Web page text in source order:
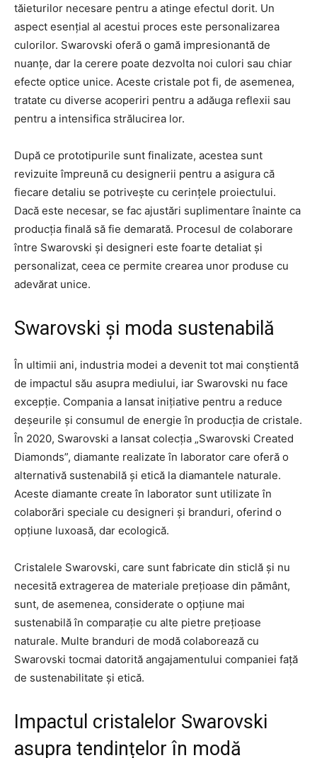
tăieturilor necesare pentru a atinge efectul dorit. Un
aspect esențial al acestui proces este personalizarea
culorilor. Swarovski oferă o gamă impresionantă de
nuanțe, dar la cerere poate dezvolta noi culori sau chiar
efecte optice unice. Aceste cristale pot fi, de asemenea,
tratate cu diverse acoperiri pentru a adăuga reflexii sau
pentru a intensifica strălucirea lor.
După ce prototipurile sunt finalizate, acestea sunt
revizuite împreună cu designerii pentru a asigura că
fiecare detaliu se potrivește cu cerințele proiectului.
Dacă este necesar, se fac ajustări suplimentare înainte ca
producția finală să fie demarată. Procesul de colaborare
între Swarovski și designeri este foarte detaliat și
personalizat, ceea ce permite crearea unor produse cu
adevărat unice.
Swarovski și moda sustenabilă
În ultimii ani, industria modei a devenit tot mai conștientă
de impactul său asupra mediului, iar Swarovski nu face
excepție. Compania a lansat inițiative pentru a reduce
deșeurile și consumul de energie în producția de cristale.
În 2020, Swarovski a lansat colecția „Swarovski Created
Diamonds”, diamante realizate în laborator care oferă o
alternativă sustenabilă și etică la diamantele naturale.
Aceste diamante create în laborator sunt utilizate în
colaborări speciale cu designeri și branduri, oferind o
opțiune luxoasă, dar ecologică.
Cristalele Swarovski, care sunt fabricate din sticlă și nu
necesită extragerea de materiale prețioase din pământ,
sunt, de asemenea, considerate o opțiune mai
sustenabilă în comparație cu alte pietre prețioase
naturale. Multe branduri de modă colaborează cu
Swarovski tocmai datorită angajamentului companiei față
de sustenabilitate și etică.
Impactul cristalelor Swarovski
asupra tendințelor în modă